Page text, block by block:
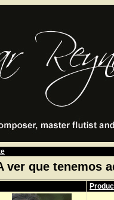
ver que tenemos